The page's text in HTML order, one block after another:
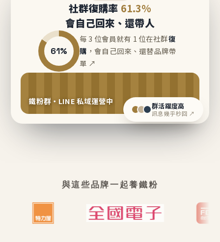
社群復購率 61.3%
會自己回來、還帶人
61%
每 3 位會員就有 1 位在社群復
購 ，會自己回來、還替品牌帶
單 ↗
鐵粉群・LINE 私域運營中 群活躍度高
訊息幾乎秒回 ↗
與這些品牌一起養鐵粉